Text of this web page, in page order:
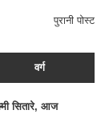
पुरानी पोस्ट
वर्ग
सितारे, आज